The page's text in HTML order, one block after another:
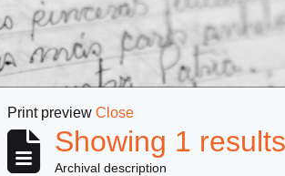
Print preview Close
Showing 1 results
Archival description